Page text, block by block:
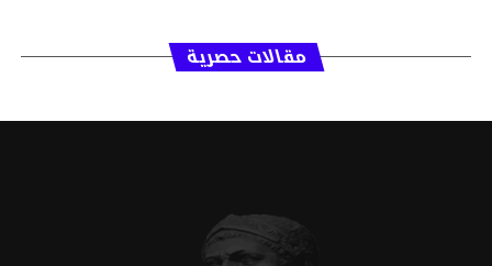
مقالات حصرية